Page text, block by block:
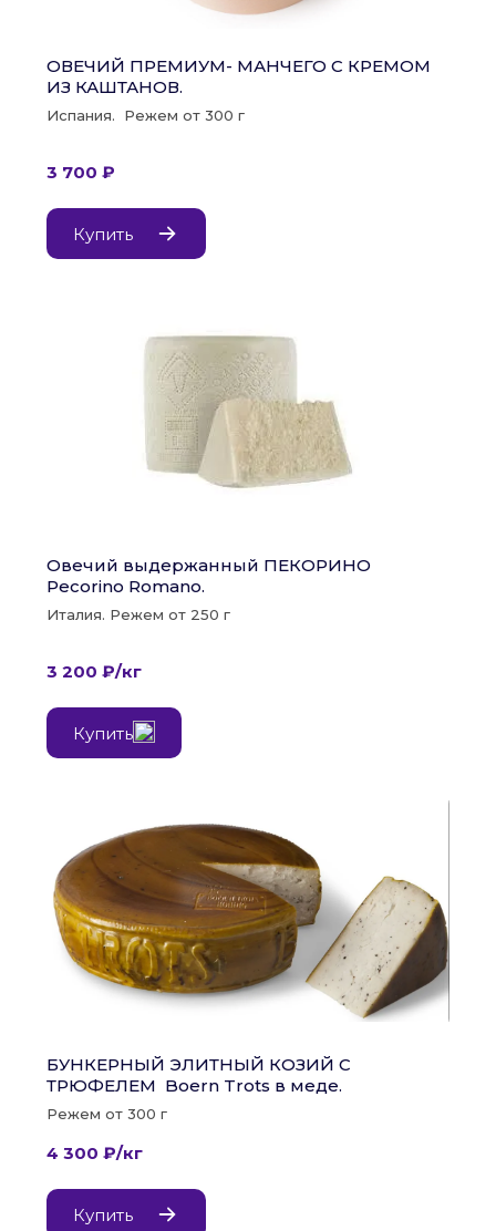
ОВЕЧИЙ ПРЕМИУМ- МАНЧЕГО С КРЕМОМ
ИЗ КАШТАНОВ.
Испания.  Режем от 300 г
3 700 ₽
Купить
Овечий выдержанный ПЕКОРИНО
Pecorino Romano.
Италия. Режем от 250 г
3 200 ₽/кг
Купить
БУНКЕРНЫЙ ЭЛИТНЫЙ КОЗИЙ С
ТРЮФЕЛЕМ  Boern Trots в меде.
Режем от 300 г
4 300 ₽/кг
Купить